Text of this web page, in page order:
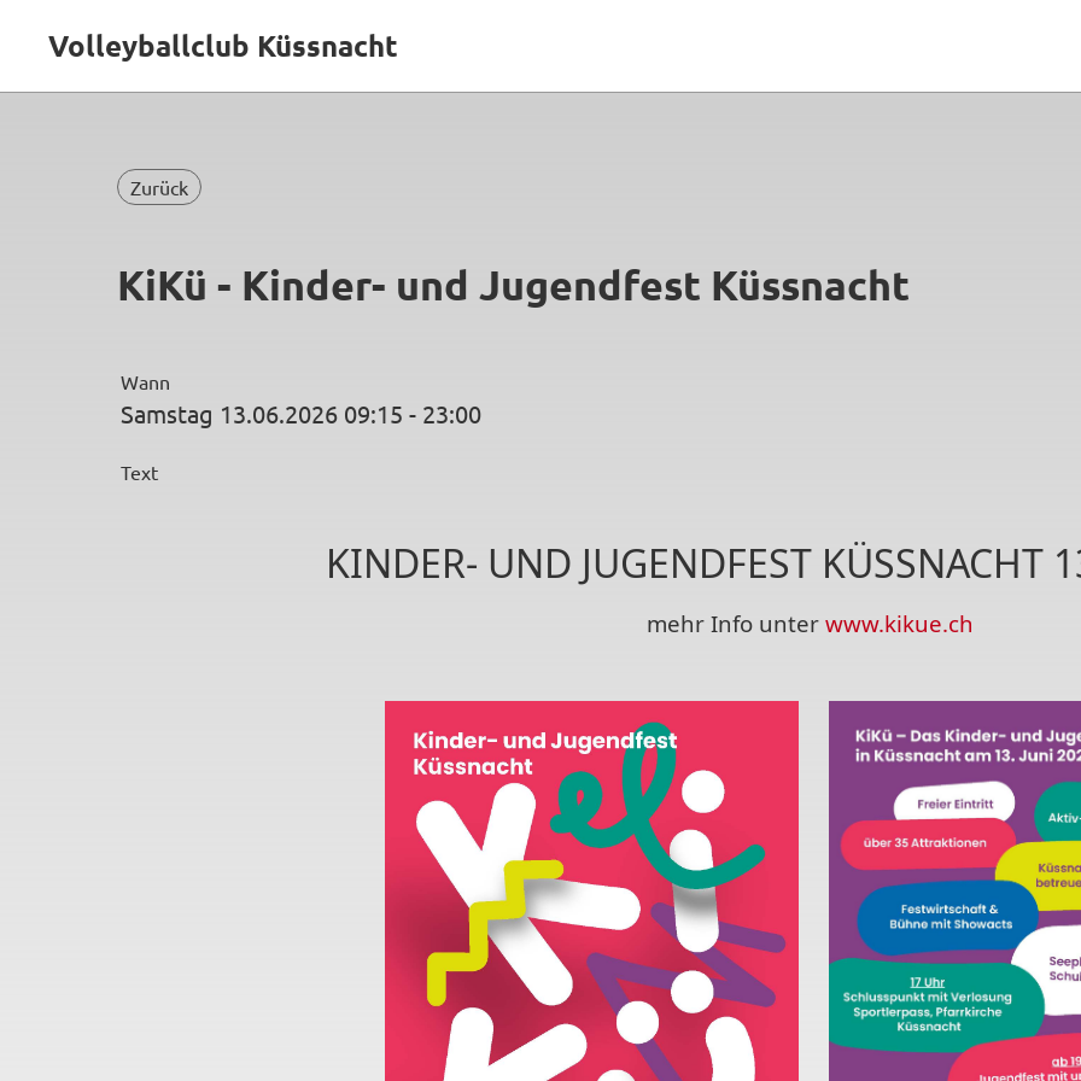
Volleyballclub Küssnacht
Zurück
KiKü - Kinder- und Jugendfest Küssnacht
Wann
Samstag 13.06.2026 09:15 - 23:00
Text
KINDER- UND JUGENDFEST KÜSSNACHT
mehr Info unterwww.kikue.ch